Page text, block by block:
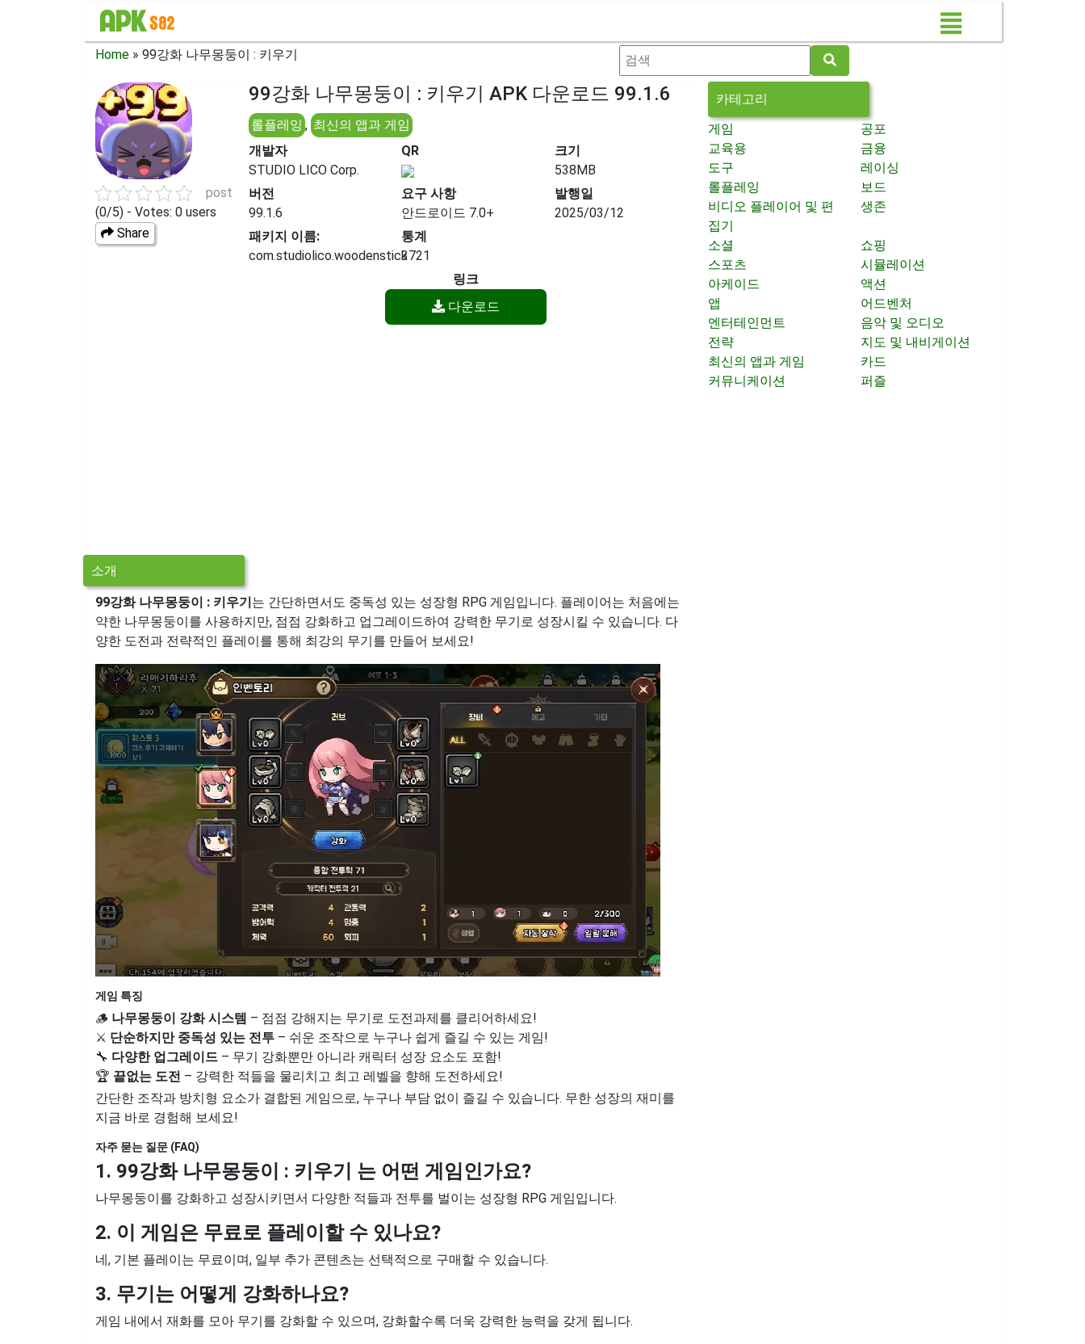
Home » 99강화 나무몽둥이 : 키우기
post
(0/5) - Votes: 0 users
Share
99강화 나무몽둥이 : 키우기 APK 다운로드 99.1.6
롤플레잉 , 최신의 앱과 게임
개발자
STUDIO LICO Corp.
QR
크기
538MB
버전
99.1.6
요구 사항
안드로이드 7.0+
발행일
2025/03/12
패키지 이름:
com.studiolico.woodenstick
통계
3721
링크
다운로드
소개
99강화 나무몽둥이 : 키우기는 간단하면서도 중독성 있는 성장형 RPG 게임입니다. 플레이어는 처음에는
약한 나무몽둥이를 사용하지만, 점점 강화하고 업그레이드하여 강력한 무기로 성장시킬 수 있습니다. 다
양한 도전과 전략적인 플레이를 통해 최강의 무기를 만들어 보세요!
게임 특징
🪵 나무몽둥이 강화 시스템 – 점점 강해지는 무기로 도전과제를 클리어하세요!
⚔ 단순하지만 중독성 있는 전투 – 쉬운 조작으로 누구나 쉽게 즐길 수 있는 게임!
🔧 다양한 업그레이드 – 무기 강화뿐만 아니라 캐릭터 성장 요소도 포함!
🏆 끝없는 도전 – 강력한 적들을 물리치고 최고 레벨을 향해 도전하세요!
간단한 조작과 방치형 요소가 결합된 게임으로, 누구나 부담 없이 즐길 수 있습니다. 무한 성장의 재미를
지금 바로 경험해 보세요!
자주 묻는 질문 (FAQ)
1. 99강화 나무몽둥이 : 키우기 는 어떤 게임인가요?
나무몽둥이를 강화하고 성장시키면서 다양한 적들과 전투를 벌이는 성장형 RPG 게임입니다.
2. 이 게임은 무료로 플레이할 수 있나요?
네, 기본 플레이는 무료이며, 일부 추가 콘텐츠는 선택적으로 구매할 수 있습니다.
3. 무기는 어떻게 강화하나요?
게임 내에서 재화를 모아 무기를 강화할 수 있으며, 강화할수록 더욱 강력한 능력을 갖게 됩니다.
카테고리
게임
공포
교육용
금융
도구
레이싱
롤플레잉
보드
비디오 플레이어 및 편
집기
생존
소셜
쇼핑
스포츠
시뮬레이션
아케이드
액션
앱
어드벤처
엔터테인먼트
음악 및 오디오
전략
지도 및 내비게이션
최신의 앱과 게임
카드
커뮤니케이션
퍼즐